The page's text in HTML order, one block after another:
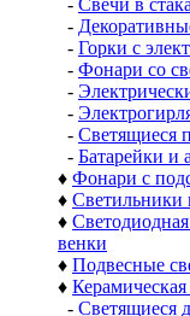
- Свечи в
-
- Горки с
- Фонари со
-
-
- Светящиеся
- Батарейки и
♦ Фонари с
♦ Светильники
♦
венки
♦ Подвесные
♦
- Светящиеся